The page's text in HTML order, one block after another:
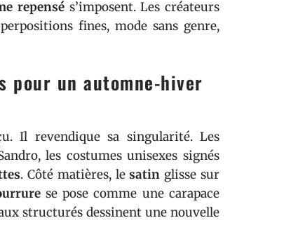
repensés’imposent. Les créateurs
fines, mode sans genre,
pour un automne-hiver
Il revendique sa singularité. Les
les costumes unisexes signés
. Côté matières, lesatin glisse sur
se pose comme une carapace
structurés dessinent une nouvelle